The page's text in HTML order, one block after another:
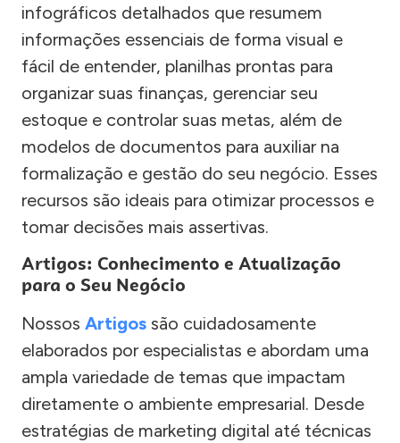
infográficos detalhados que resumem
informações essenciais de forma visual e
fácil de entender, planilhas prontas para
organizar suas finanças, gerenciar seu
estoque e controlar suas metas, além de
modelos de documentos para auxiliar na
formalização e gestão do seu negócio. Esses
recursos são ideais para otimizar processos e
tomar decisões mais assertivas.
Artigos: Conhecimento e Atualização
para o Seu Negócio
Nossos Artigos são cuidadosamente
elaborados por especialistas e abordam uma
ampla variedade de temas que impactam
diretamente o ambiente empresarial. Desde
estratégias de marketing digital até técnicas